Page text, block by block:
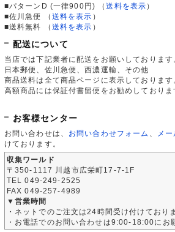
■パターンD (一律900円)
（送料を表示 ）
■佐川急便
（ 送料を表示 ）
■送料無料
（ 送料を表示 ）
配送について
当店では下記業者に配送をお願いしております
日本郵便、佐川急便、西濃運輸、その他
商品送料は全て商品ページに表示しております
高額商品には保証付書留便をお勧めしておりま
お客様センター
お問い合わせは、 お問い合わせフォーム メー
けております。
収集ワールド
〒350-1117 川越市広栄町17-7-1F
TEL 049-249-2525
FAX 049-257-4989
▼営業時間
・ネットでのご注文は24時間受け付けており
・お電話でのお問い合わせは9:00-18:00にお